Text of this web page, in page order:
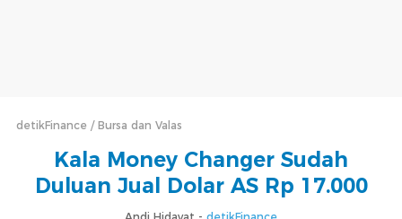
detikFinance Bursa dan Valas
Kala Money Changer Sudah
Duluan Jual Dolar AS Rp 17.000